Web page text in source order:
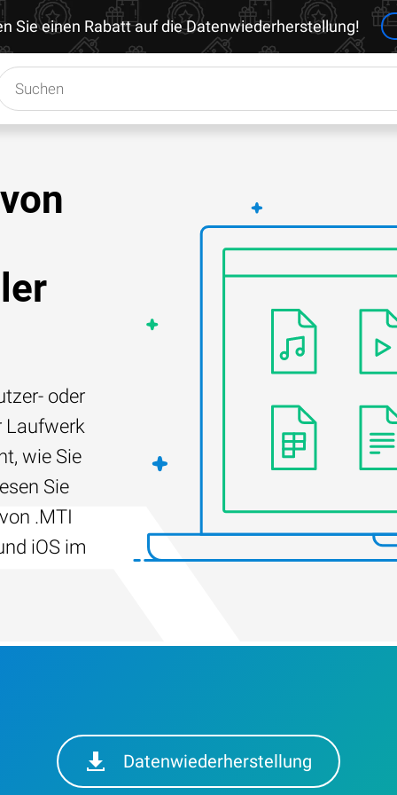
Sie einen Rabatt auf die Datenwiederherstellung!
oder
Laufwerk
wie Sie
Sie
.MTI
iOS im
Datenwiederherstellung